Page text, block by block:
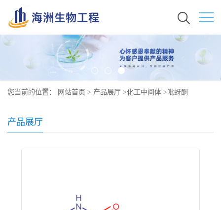
您当前的位置： 网站首页 > 产品展厅 >化工中间体 >吡蚜酮
产品展厅